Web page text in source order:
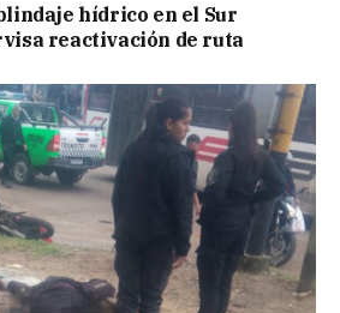
hídrico en el Sur
reactivación de ruta